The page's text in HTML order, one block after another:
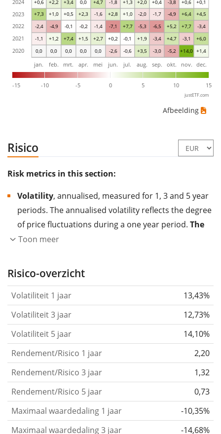
0,0 0,0 0,0 0,0 0,0 -2,6 -0,6 +3,5 -3,0 -5,2 +14,0 +1,4
-1,1 +1,2 +7,4 +1,5 +2,7 +0,2 -0,1 +1,9 -3,4 +4,7 -3,1 +6,0
-2,4 -4,9 -0,1 -0,2 -1,4 -7,1 +7,7 -5,3 -6,5 +5,2 +7,7 -3,4
+7,3 +1,0 +0,5 +2,3 -1,6 +2,8 +1,0 -2,0 -1,7 -4,9 +6,4 +4,5
+0,6 +2,2 +3,4 0,0 +4,7 -1,8 +1,3 +2,0 +0,4 -3,8 +0,6 +0,1
-15 -10 -5 0 5 10 15
jan. feb. mrt. apr. mei jun. jul. aug. sep. okt. nov. dec.
2020
2021
2022
2023
2024
justETF.com
Afbeelding
Risico
Risk metrics in this section:
Volatility, annualised, measured for 1, 3 and 5 year
periods. The annualised volatility reflects the degree
of price fluctuations during a one year period. The
higher the volatility, the more significantly the
the past.
Assets with higher volatility are generally
based on the data for the past 1, 3 and 5 years so
that you can see if price fluctuations for the ETF
became stronger or weaker over time.
Return per riskfor 1, 3 and 5 year periods. This is
the annualised (i.e. converted to a one year period)
past return divided by the past annualised volatility.
The metric puts the historical return of an asset
in relation to its historical riskand gives you a
retrospective indication of the degree of price
fluctuation you had to bear with in order to obtain
Toon meer
Risico-overzicht
Volatiliteit 1 jaar
13,43%
Volatiliteit 3 jaar
12,73%
Volatiliteit 5 jaar
14,10%
Rendement/Risico 1 jaar
2,20
Rendement/Risico 3 jaar
1,32
Rendement/Risico 5 jaar
0,73
Maximaal waardedaling 1 jaar
-10,35%
Maximaal waardedaling 3 jaar
-14,68%